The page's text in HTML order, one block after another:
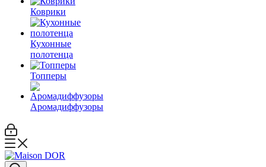
Коврики
Кухонные
полотенца
Топперы
Аромадиффузоры